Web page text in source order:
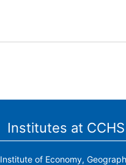
Institutes at CCHS
Institute of Economy,